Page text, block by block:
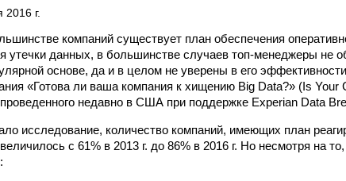
2016 г.
компаний существует план обеспечения
утечки данных, в большинстве случаев топ-менеджеры не
основе, да и в целом не уверены в его
«Готова ли ваша компания к хищению Big Data?» (Is Your
недавно в США при поддержке Experian Data
исследование, количество компаний, имеющих план
с 61% в 2013 г. до 86% в 2016 г. Но несмотря на